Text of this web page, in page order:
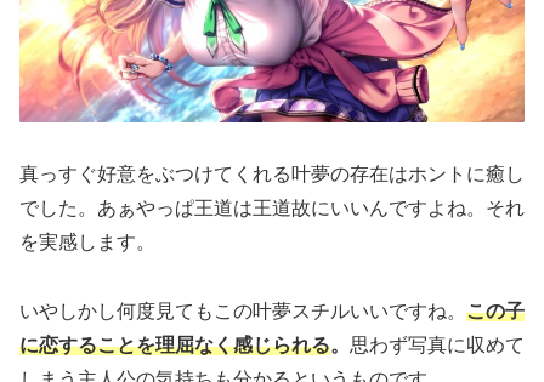
真っすぐ好意をぶつけてくれる叶夢の存在はホントに癒し
でした。あぁやっぱ王道は王道故にいいんですよね。それ
を実感します。
いやしかし何度見てもこの叶夢スチルいいですね。 この子
に恋することを理屈なく感じられる。 思わず写真に収めて